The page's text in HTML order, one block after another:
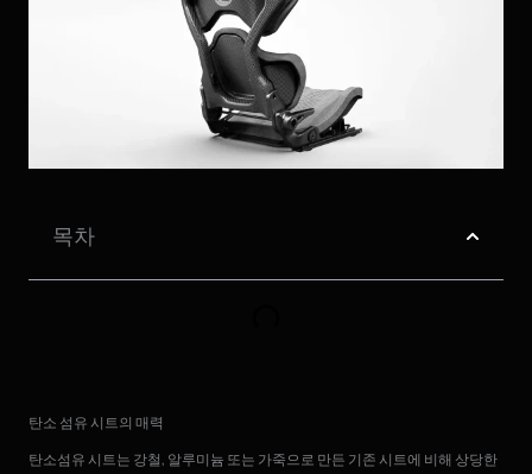
목차
탄소 섬유 시트의 매력
탄소섬유 시트는 강철, 알루미늄 또는 가죽으로 만든 기존 시트에 비해 상당한